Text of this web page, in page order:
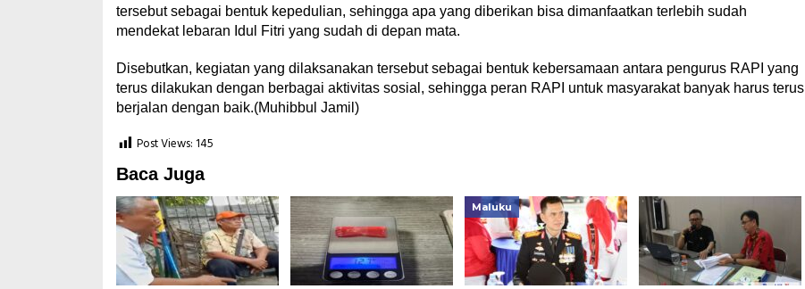
tersebut sebagai bentuk kepedulian, sehingga apa yang diberikan bisa dimanfaatkan terlebih sudah
mendekat lebaran Idul Fitri yang sudah di depan mata.
Disebutkan, kegiatan yang dilaksanakan tersebut sebagai bentuk kebersamaan antara pengurus RAPI yang
terus dilakukan dengan berbagai aktivitas sosial, sehingga peran RAPI untuk masyarakat banyak harus terus
berjalan dengan baik.(Muhibbul Jamil)
Post Views: 145
Baca Juga
Maluku